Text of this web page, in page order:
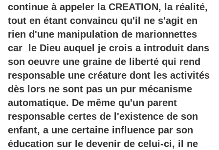
continue à appeler la CREATION, la réalité,
tout en étant convaincu qu'il ne s'agit en
rien d'une manipulation de marionnettes
car le Dieu auquel je crois a introduit dans
son oeuvre une graine de liberté qui rend
responsable une créature dont les activités
dès lors ne sont pas un pur mécanisme
automatique. De même qu'un parent
responsable certes de l'existence de son
enfant, a une certaine influence par son
éducation sur le devenir de celui-ci, il ne